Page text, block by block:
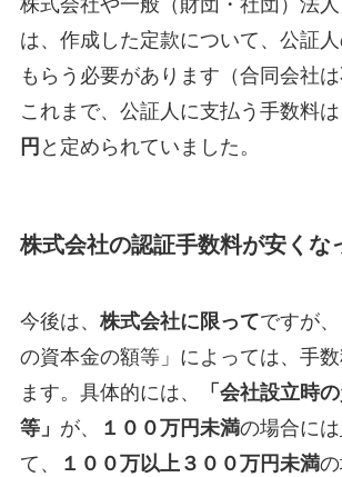
は、作成した定款について、公証
もらう必要があります（合同会社は
これまで、公証人に支払う手数料は
円 と定められていました。
株式会社の認証手数料が安くな
今後は、 株式会社に限ってですが
の資本金の額等」によっては、手
ます。具体的には、
「会社設立時
等」 が、 １００万円未満の場合には
て、
１００万以上３００万円未満